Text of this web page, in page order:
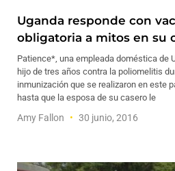
Uganda responde con
obligatoria a mitos en su
Patience*, una empleada doméstica de
hijo de tres años contra la poliomelitis
inmunización que se realizaron en este
hasta que la esposa de su casero le
Amy Fallon 30 junio, 2016